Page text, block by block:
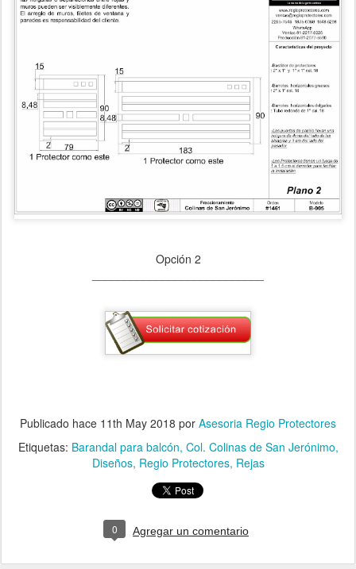
Opción 2
Publicado hace 11th May 2018 por Asesoria Regio Protectores
Etiquetas: Barandal para balcón Col. Colinas de San Jerónimo
Diseños Regio Protectores Rejas
0 Agregar un comentario